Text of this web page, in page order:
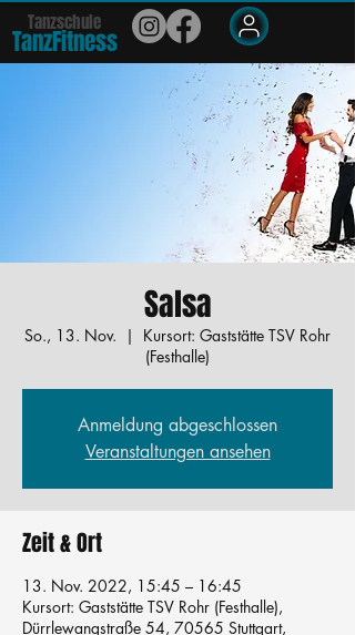
Tanzschule
TanzFitness
Salsa
So., 13. Nov.
  |
Kursort: Gaststätte TSV Rohr
(Festhalle)
Anmeldung abgeschlossen
Veranstaltungen ansehen
Zeit & Ort
13. Nov. 2022, 15:45 – 16:45
Kursort: Gaststätte TSV Rohr (Festhalle),
Dürrlewangstraße 54, 70565 Stuttgart,